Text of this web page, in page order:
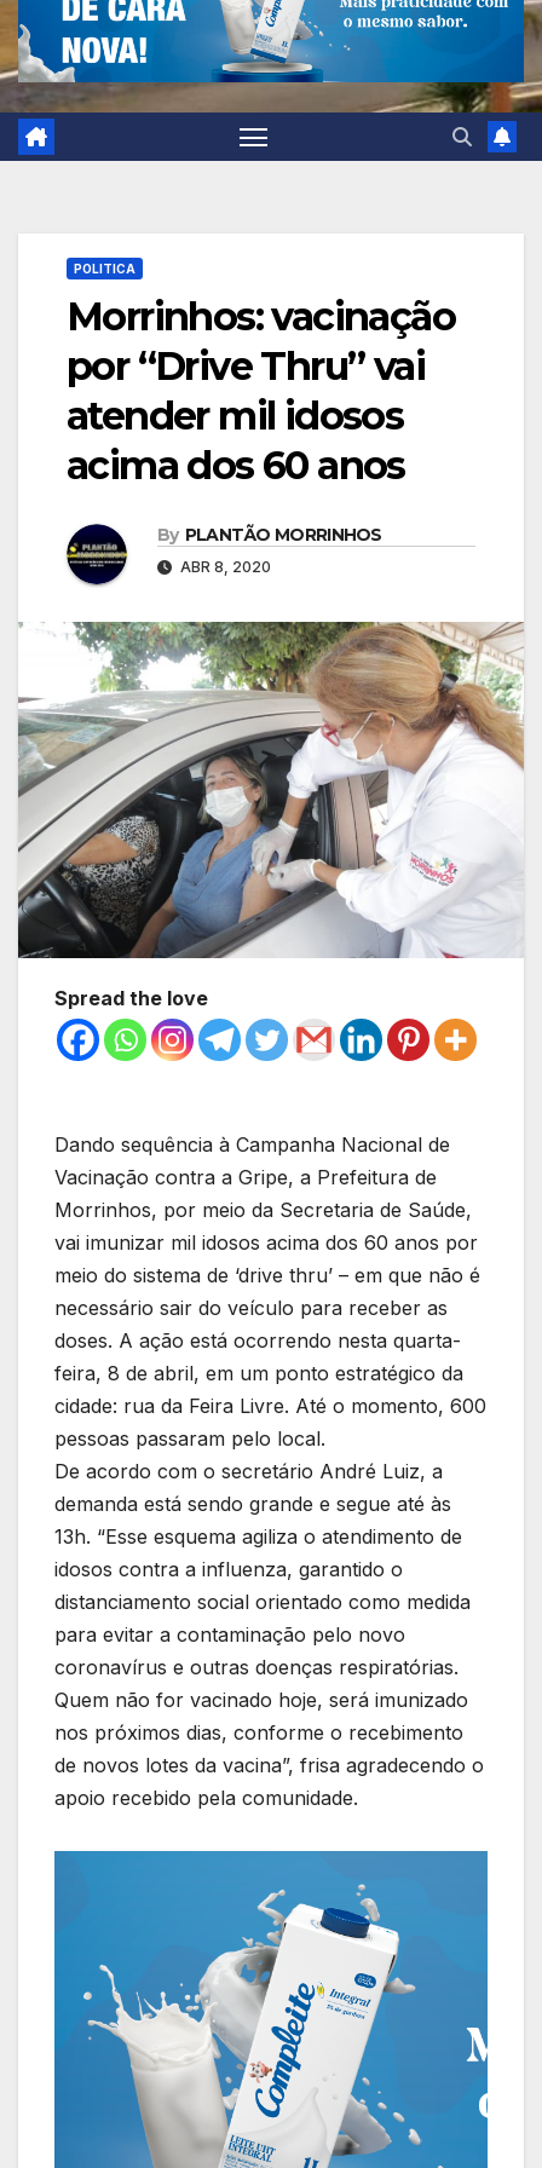
POLITICA
Morrinhos: vacinação
por “Drive Thru” vai
atender mil idosos
acima dos 60 anos
By PLANTÃO MORRINHOS
ABR 8, 2020
Spread the love
Dando sequência à Campanha Nacional de
Vacinação contra a Gripe, a Prefeitura de
Morrinhos, por meio da Secretaria de Saúde,
vai imunizar mil idosos acima dos 60 anos por
meio do sistema de ‘drive thru’ – em que não é
necessário sair do veículo para receber as
doses. A ação está ocorrendo nesta quarta-
feira, 8 de abril, em um ponto estratégico da
cidade: rua da Feira Livre. Até o momento, 600
pessoas passaram pelo local.
De acordo com o secretário André Luiz, a
demanda está sendo grande e segue até às
13h. “Esse esquema agiliza o atendimento de
idosos contra a influenza, garantido o
distanciamento social orientado como medida
para evitar a contaminação pelo novo
coronavírus e outras doenças respiratórias.
Quem não for vacinado hoje, será imunizado
nos próximos dias, conforme o recebimento
de novos lotes da vacina”, frisa agradecendo o
apoio recebido pela comunidade.